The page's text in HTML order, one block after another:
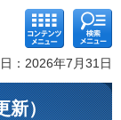
コンテ
ンツメ
ニュー
検索メ
ニュー
：2026年7月31日
新）